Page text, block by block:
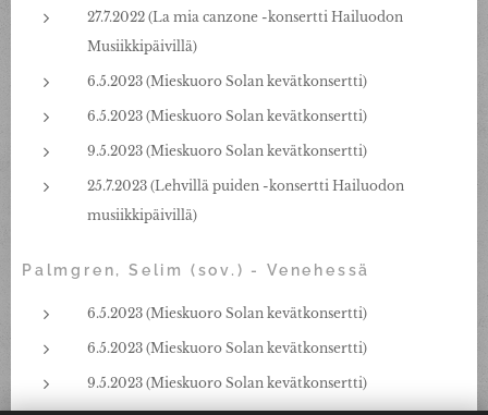
27.7.2022 (La mia canzone -konsertti Hailuodon
Musiikkipäivillä)
6.5.2023 (Mieskuoro Solan kevätkonsertti)
6.5.2023 (Mieskuoro Solan kevätkonsertti)
9.5.2023 (Mieskuoro Solan kevätkonsertti)
25.7.2023 (Lehvillä puiden -konsertti Hailuodon
musiikkipäivillä)
Palmgren, Selim (sov.) - Venehessä
6.5.2023 (Mieskuoro Solan kevätkonsertti)
6.5.2023 (Mieskuoro Solan kevätkonsertti)
9.5.2023 (Mieskuoro Solan kevätkonsertti)